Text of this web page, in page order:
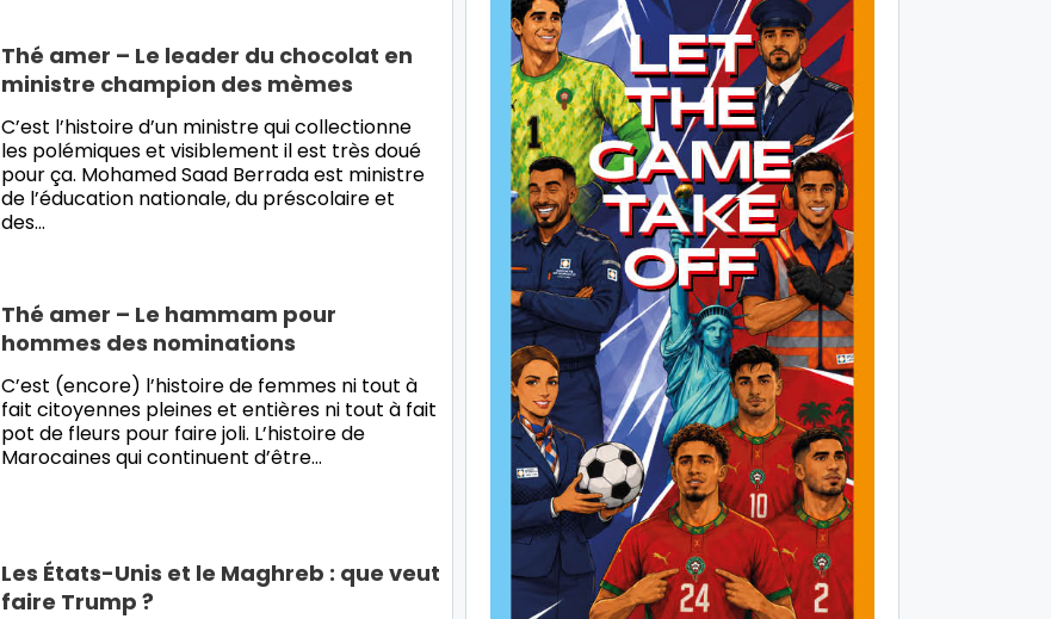
Thé amer – Le leader du chocolat en
ministre champion des mèmes
C’est l’histoire d’un ministre qui collectionne
les polémiques et visiblement il est très doué
pour ça. Mohamed Saad Berrada est ministre
de l’éducation nationale, du préscolaire et
des…
Thé amer – Le hammam pour
hommes des nominations
C’est (encore) l’histoire de femmes ni tout à
fait citoyennes pleines et entières ni tout à fait
pot de fleurs pour faire joli. L’histoire de
Marocaines qui continuent d’être…
Les États-Unis et le Maghreb : que veut
faire Trump ?